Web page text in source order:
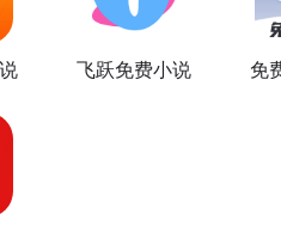
飞跃免费小说 免